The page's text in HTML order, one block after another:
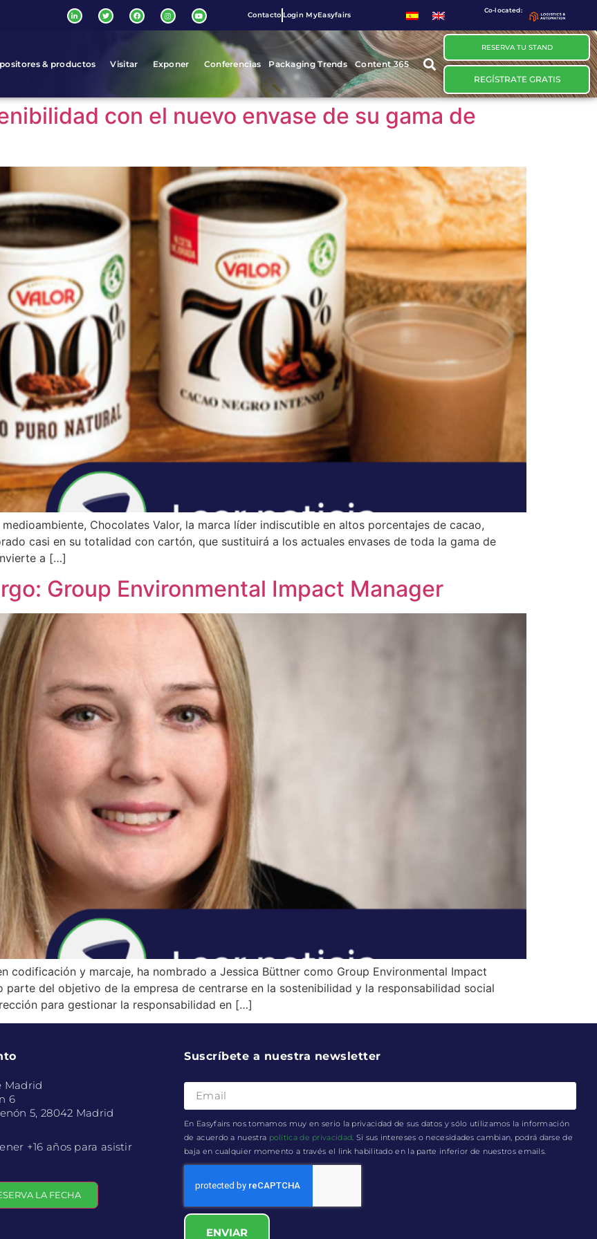
Contacto Login MyEasyfairs
Co-located:
& productos Visitar Exponer Conferencias Packaging Trends Content 365
RESERVA TU STAND
REGÍSTRATE GRATIS
con el nuevo envase de su gama de
Chocolates Valor, la marca líder indiscutible en altos porcentajes de cacao,
casi en su totalidad con cartón, que sustituirá a los actuales envases de toda la gama de
a […]
Group Environmental Impact Manager
codificación y marcaje, ha nombrado a Jessica Büttner como Group Environmental Impact
parte del objetivo de la empresa de centrarse en la sostenibilidad y la responsabilidad social
para gestionar la responsabilidad en […]
Madrid
6
5, 28042 Madrid
+16 años para asistir
LA FECHA
Suscríbete a nuestra newsletter
En Easyfairs nos tomamos muy en serio la privacidad de sus datos y sólo utilizamos la información
de acuerdo a nuestra política de privacidad . Si sus intereses o necesidades cambian, podrá darse de
baja en cualquier momento a través el link habilitado en la parte inferior de nuestros emails.
ENVIAR